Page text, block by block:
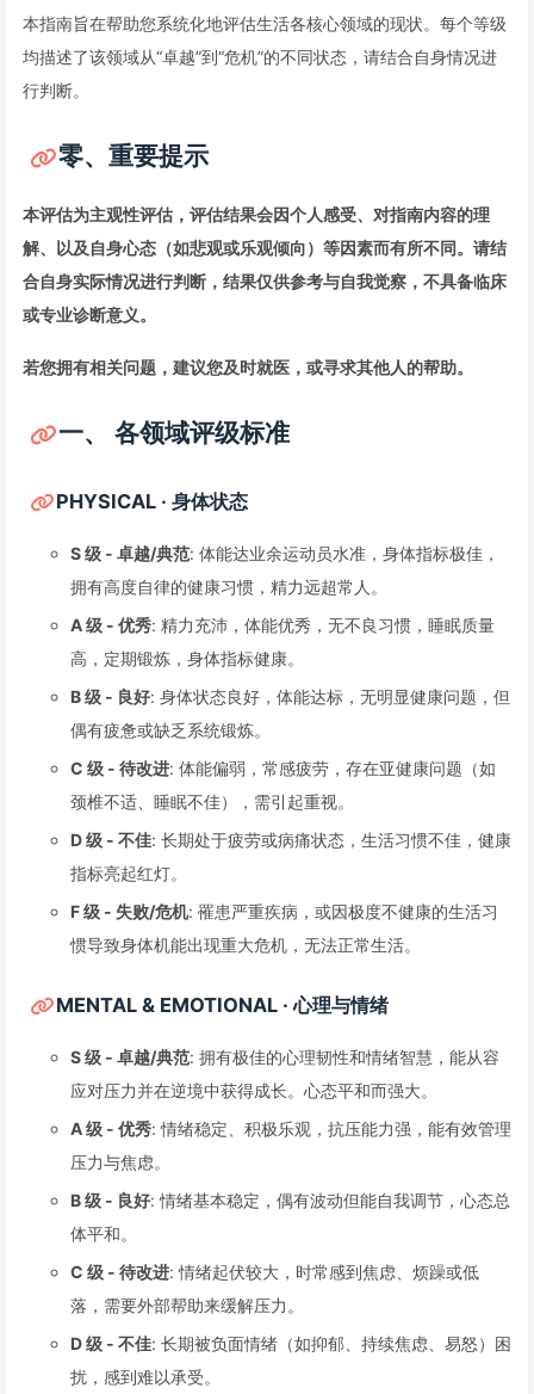
本指南旨在帮助您系统化地评估生活各核心领域的现状。每个等级
均描述了该领域从“卓越”到“危机”的不同状态，请结合自身情况进
行判断。
零、重要提示
本评估为主观性评估，评估结果会因个人感受、对指南内容的理
解、以及自身心态（如悲观或乐观倾向）等因素而有所不同。请结
合自身实际情况进行判断，结果仅供参考与自我觉察，不具备临床
或专业诊断意义。
若您拥有相关问题，建议您及时就医，或寻求其他人的帮助。
一、 各领域评级标准
PHYSICAL · 身体状态
S 级 - 卓越/典范: 体能达业余运动员水准，身体指标极佳，
拥有高度自律的健康习惯，精力远超常人。
A 级 - 优秀: 精力充沛，体能优秀，无不良习惯，睡眠质量
高，定期锻炼，身体指标健康。
B 级 - 良好: 身体状态良好，体能达标，无明显健康问题，但
偶有疲惫或缺乏系统锻炼。
C 级 - 待改进: 体能偏弱，常感疲劳，存在亚健康问题（如
颈椎不适、睡眠不佳），需引起重视。
D 级 - 不佳: 长期处于疲劳或病痛状态，生活习惯不佳，健康
指标亮起红灯。
F 级 - 失败/危机: 罹患严重疾病，或因极度不健康的生活习
惯导致身体机能出现重大危机，无法正常生活。
MENTAL & EMOTIONAL · 心理与情绪
S 级 - 卓越/典范: 拥有极佳的心理韧性和情绪智慧，能从容
应对压力并在逆境中获得成长。心态平和而强大。
A 级 - 优秀: 情绪稳定、积极乐观，抗压能力强，能有效管理
压力与焦虑。
B 级 - 良好: 情绪基本稳定，偶有波动但能自我调节，心态总
体平和。
C 级 - 待改进: 情绪起伏较大，时常感到焦虑、烦躁或低
落，需要外部帮助来缓解压力。
D 级 - 不佳: 长期被负面情绪（如抑郁、持续焦虑、易怒）困
扰，感到难以承受。